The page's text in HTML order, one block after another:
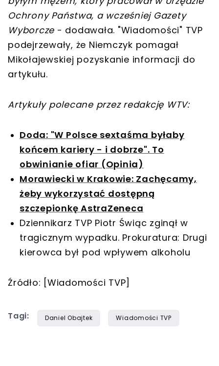
Ochrony Państwa, a wcześniej Gazety
Wyborcze - dodawała. "Wiadomości" TVP
podejrzewały, że Niemczyk pomagał
Mikołajewskiej pozyskanie informacji do
artykułu.
Artykuły polecane przez redakcję WTV:
Doda: "W Polsce sextaśma byłaby
końcem kariery - i dobrze". To
obwinianie ofiar (Opinia)
Morawiecki w Krakowie: Zachęcamy,
żeby wykorzystać dostępną
szczepionkę AstraZeneca
Dziennikarz TVP Piotr Świąc zginął w
tragicznym wypadku. Prokuratura: Drugi
kierowca był pod wpływem alkoholu
Źródło: [Wiadomości TVP]
Tagi: Daniel Obajtek Wiadomości TVP